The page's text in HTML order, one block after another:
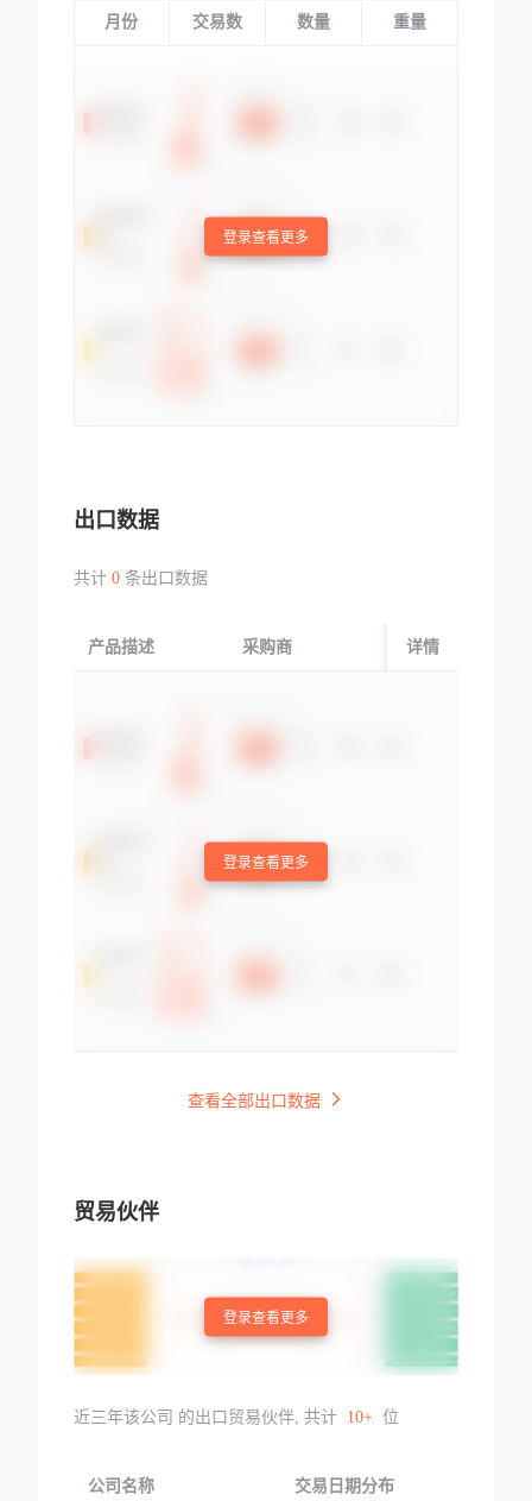
月份 交易数 数量 重量
登录查看更多
出口数据
共计 0条出口数据
产品描述 采购商 起运国/地区
详情
登录查看更多
查看全部出口数据
贸易伙伴
登录查看更多
近三年该公司 的出口贸易伙伴, 共计 10+ 位
公司名称 交易日期分布